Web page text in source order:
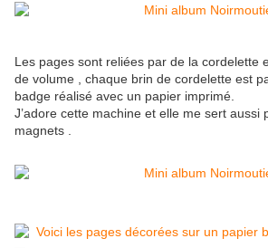
Les pages sont reliées par de la cordelette
de volume , chaque brin de cordelette est
badge réalisé avec un papier imprimé.
J’adore cette machine et elle me sert aussi
magnets .